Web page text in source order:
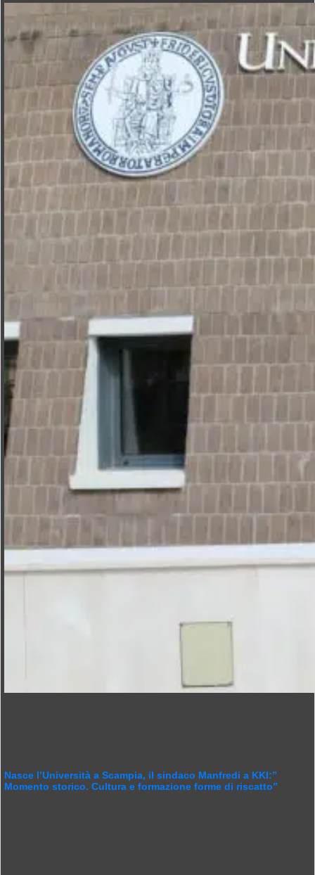
Nasce l’Università a Scampia, il sindaco Manfredi a KKI:”
Momento storico. Cultura e formazione forme di riscatto”